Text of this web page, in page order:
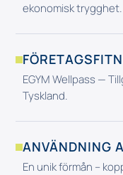
ekonomisk trygghet.
EGYM Wellpass —
Tyskland.
ANVÄNDNING
En unik förmån –